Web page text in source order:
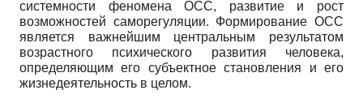
системности феномена ОСС, развитие и рост
возможностей саморегуляции. Формирование ОСС
является важнейшим центральным результатом
возрастного психического развития человека,
определяющим его субъектное становления и его
жизнедеятельность в целом.